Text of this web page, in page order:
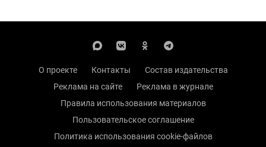
О проекте Контакты
Состав издательства
Реклама на сайте
Реклама в журнале
Правила использования материалов
Пользовательское соглашение
Политика использования cookie-файлов